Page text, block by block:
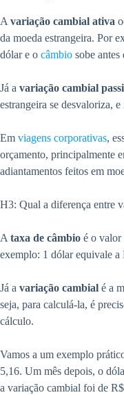
A variação cambial ativa
da moeda estrangeira. Por
dólar e o câmbio sobe antes
Já a variação cambial
estrangeira se desvaloriza,
Em viagens corporativas,
orçamento, principalmente
adiantamentos feitos em
H3: Qual a diferença entre
A taxa de câmbio é o valor
exemplo: 1 dólar equivale a
Já a variação cambial é a
seja, para calculá-la, é
cálculo.
Vamos a um exemplo
5,16. Um mês depois, o
a variação cambial foi de